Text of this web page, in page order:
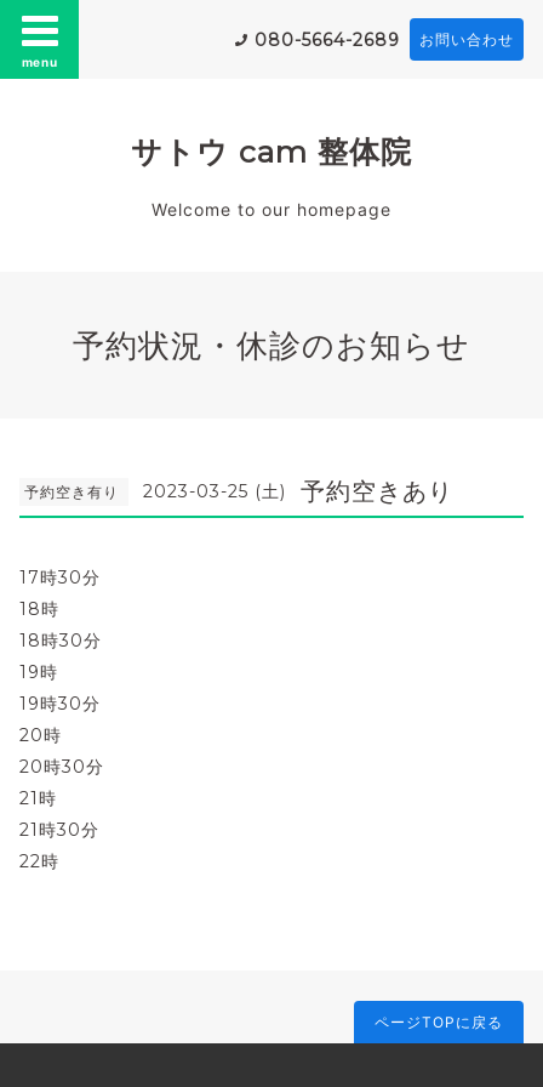
menu
080-5664-2689 お問い合わせ
サトウ cam 整体院
Welcome to our homepage
予約状況・休診のお知らせ
予約空き有り 2023-03-25 (土) 予約空きあり
17時30分
18時
18時30分
19時
19時30分
20時
20時30分
21時
21時30分
22時
ページTOPに戻る